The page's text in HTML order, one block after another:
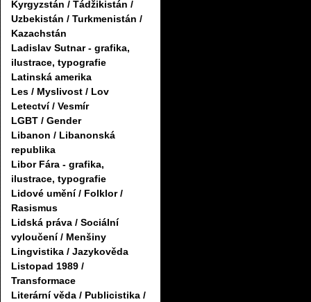
Kyrgyzstán / Tádžikistán /
Uzbekistán / Turkmenistán /
Kazachstán
Ladislav Sutnar - grafika,
ilustrace, typografie
Latinská amerika
Les / Myslivost / Lov
Letectví / Vesmír
LGBT / Gender
Libanon / Libanonská
republika
Libor Fára - grafika,
ilustrace, typografie
Lidové umění / Folklor /
Rasismus
Lidská práva / Sociální
vyloučení / Menšiny
Lingvistika / Jazykověda
Listopad 1989 /
Transformace
Literární věda / Publicistika /